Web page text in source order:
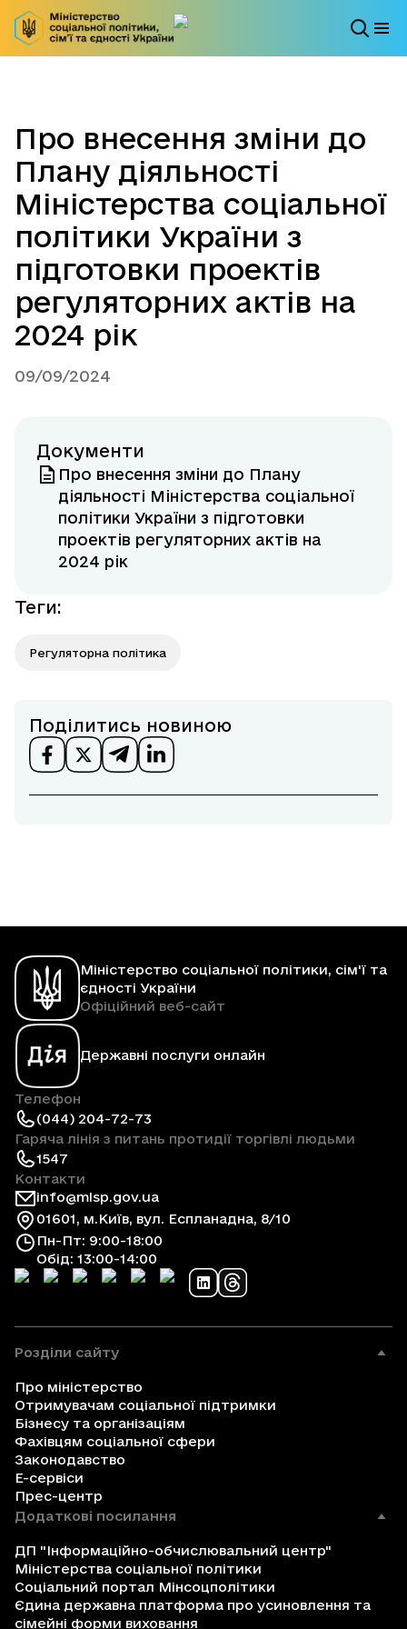
Про внесення зміни до
Плану діяльності
Міністерства соціальної
політики України з
підготовки проектів
регуляторних актів на
2024 рік
09/09/2024
Документи
Про внесення зміни до Плану
діяльності Міністерства соціальної
політики України з підготовки
проектів регуляторних актів на
2024 рік
Теги:
Регуляторна політика
Поділитись новиною
Міністерство соціальної політики, сім'ї та
єдності України
Офіційний веб-сайт
Державні послуги онлайн
Телефон
(044) 204-72-73
Гаряча лінія з питань протидії торгівлі людьми
1547
Контакти
info@mlsp.gov.ua
01601, м.Київ, вул. Еспланадна, 8/10
Пн-Пт: 9:00-18:00
Обід: 13:00-14:00
Розділи сайту
Про міністерство
Отримувачам соціальної підтримки
Бізнесу та організаціям
Фахівцям соціальної сфери
Законодавство
Е-сервіси
Прес-центр
Додаткові посилання
ДП "Інформаційно-обчислювальний центр"
Міністерства соціальної політики
Соціальний портал Мінсоцполітики
Єдина державна платформа про усиновлення та
сімейні форми виховання